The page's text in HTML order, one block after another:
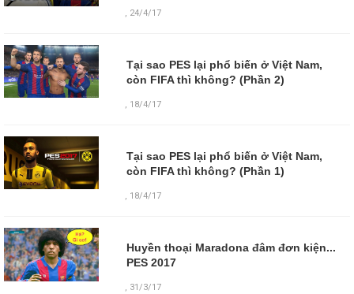
, 24/4/17
Tại sao PES lại phổ biến ở Việt Nam,
còn FIFA thì không? (Phần 2)
, 18/4/17
Tại sao PES lại phổ biến ở Việt Nam,
còn FIFA thì không? (Phần 1)
, 18/4/17
Huyền thoại Maradona đâm đơn kiện...
PES 2017
, 31/3/17